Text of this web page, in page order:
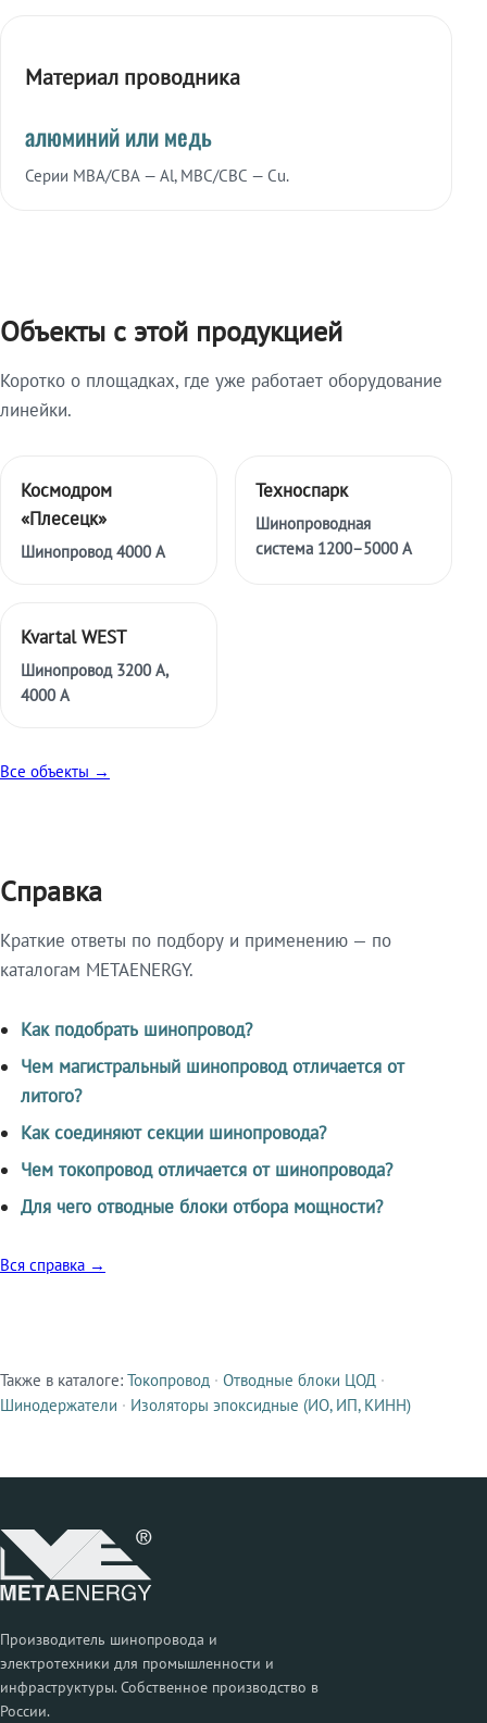
Материал проводника
алюминий или медь
Серии МВА/СВА — Al, МВС/СВС — Cu.
Объекты с этой продукцией
Коротко о площадках, где уже работает оборудование
линейки.
Космодром
«Плесецк»
Шинопровод 4000 А
Техноспарк
Шинопроводная
система 1200–5000 А
Kvartal WEST
Шинопровод 3200 А,
4000 А
Все объекты →
Справка
Краткие ответы по подбору и применению — по
каталогам METAENERGY.
Как подобрать шинопровод?
Чем магистральный шинопровод отличается от
литого?
Как соединяют секции шинопровода?
Чем токопровод отличается от шинопровода?
Для чего отводные блоки отбора мощности?
Вся справка →
Смежные продукты
Также в каталоге: Токопровод · Отводные блоки ЦОД ·
Шинодержатели · Изоляторы эпоксидные (ИО, ИП, КИНН)
Производитель шинопровода и
электротехники для промышленности и
инфраструктуры. Собственное производство в
России.